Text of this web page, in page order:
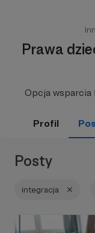
Prawa
Opcja
Profil
Posty
integracja